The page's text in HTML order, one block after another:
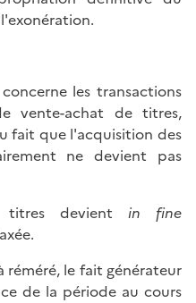
les transactions
vente-achat de titres,
fait que l'acquisition des
ne devient pas
titres devientin fine
réméré, le fait générateur
de la période au cours